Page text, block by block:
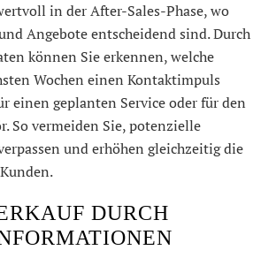
in der After-Sales-Phase, wo
Angebote entscheidend sind. Durch
können Sie erkennen, welche
Wochen einen Kontaktimpuls
einen geplanten Service oder für den
So vermeiden Sie, potenzielle
und erhöhen gleichzeitig die
DURCH